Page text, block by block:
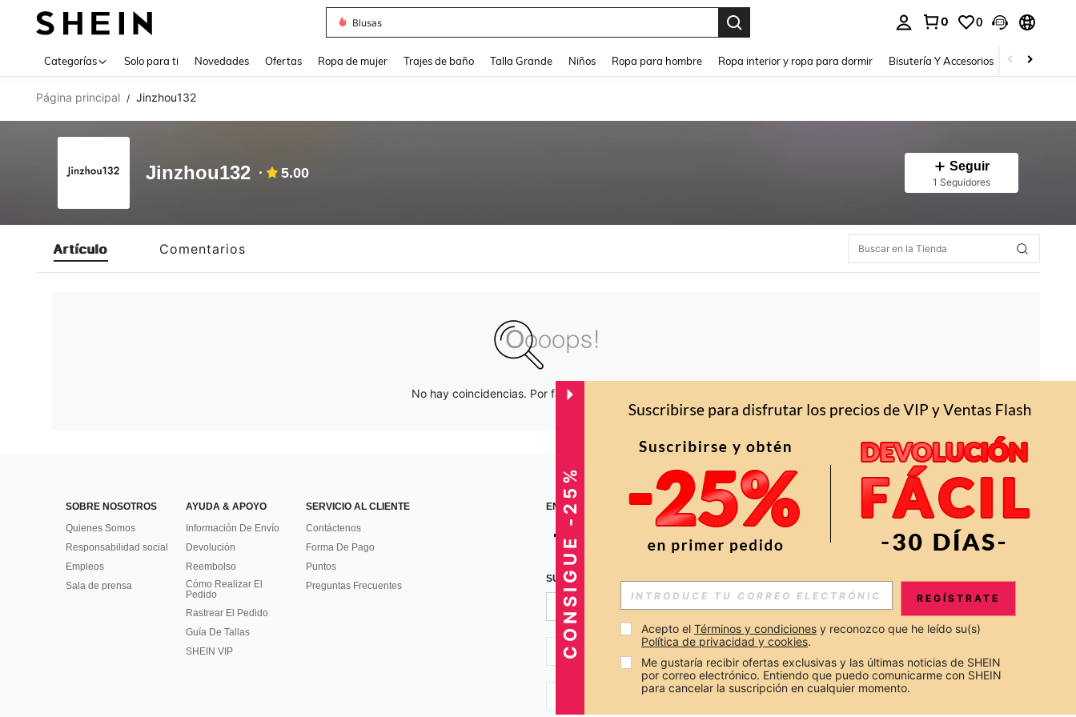
Blusas
0 0
Categorías Solo para ti Novedades Ofertas Ropa de mujer Trajes de baño Talla Grande Niños Ropa para hombre Ropa interior y ropa para dormir Bisutería Y Accesorios Zapatos
Página principal / Jinzhou132
Jinzhou132 5.00 Seguir
1 Seguidores
Artículo Comentarios
No hay coincidencias. Por favor inténtalo de nuevo.
SOBRE NOSOTROS
Quienes Somos
Responsabilidad social
Empleos
Sala de prensa
AYUDA & APOYO
Información De Envío
Devolución
Reembolso
Cómo Realizar El
Pedido
Rastrear El Pedido
Guía De Tallas
SHEIN VIP
SERVICIO AL CLIENTE
Contáctenos
Forma De Pago
Puntos
Preguntas Frecuentes
ENCUÉNTRANOS EN APP
SUSCRÍBETE PARA RECIBIR OFERTAS EXCLUSIVAS, PROMOCIONES Y NOTICIAS DE SHEIN
CO + 57
CONSIGUE -25% REGÍSTRATE
Acepto el Términos y condiciones y reconozco que he leído su(s)
Política de privacidad y cookies.
Me gustaría recibir ofertas exclusivas y las últimas noticias de SHEIN
por correo electrónico. Entiendo que puedo comunicarme con SHEIN
para cancelar la suscripción en cualquier momento.